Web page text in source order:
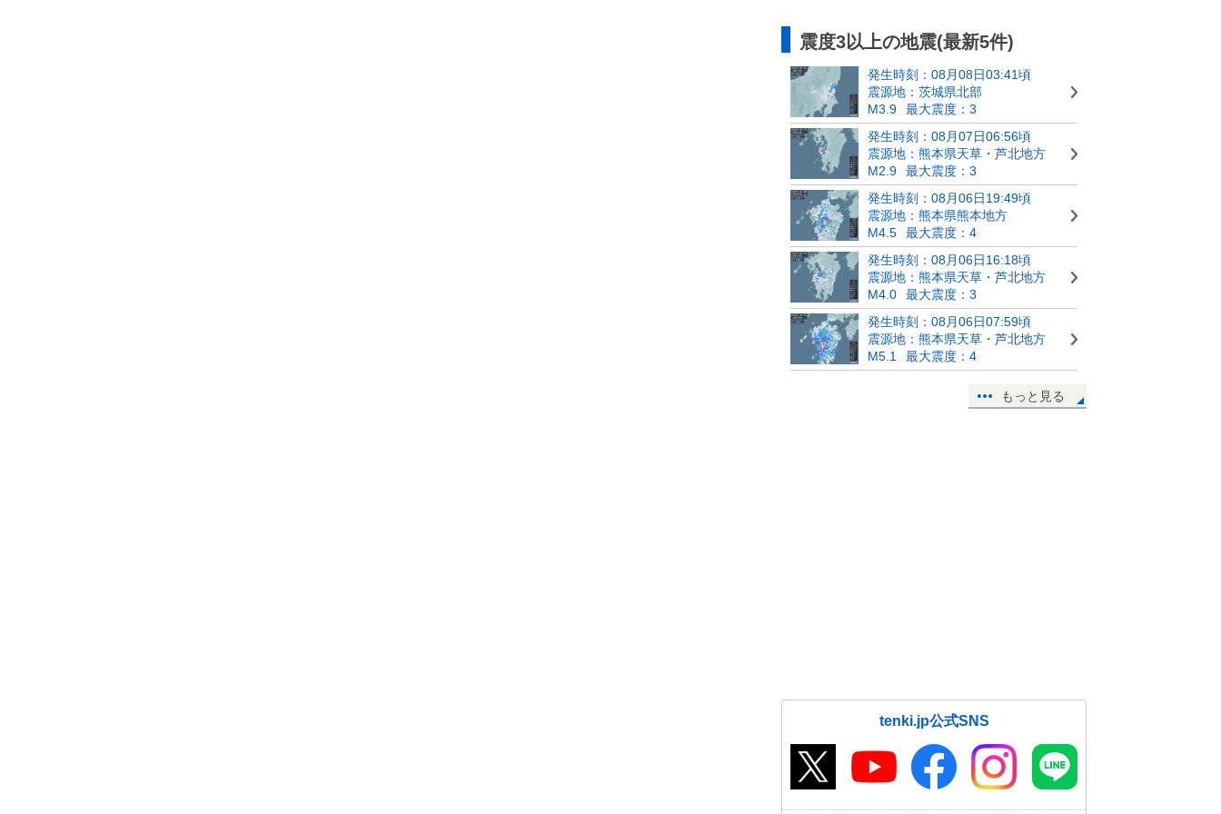
震度3以上の地震(最新5件)
発生時刻：08月08日03:41頃
震源地：茨城県北部
M3.9
最大震度：3
発生時刻：08月07日06:56頃
震源地：熊本県天草・芦北地方
M2.9
最大震度：3
発生時刻：08月06日19:49頃
震源地：熊本県熊本地方
M4.5
最大震度：4
発生時刻：08月06日16:18頃
震源地：熊本県天草・芦北地方
M4.0
最大震度：3
発生時刻：08月06日07:59頃
震源地：熊本県天草・芦北地方
M5.1
最大震度：4
もっと見る
tenki.jp公式SNS